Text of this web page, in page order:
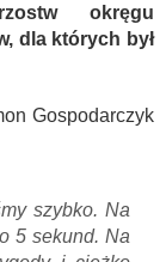
okręgu
dla których był
Gospodarczyk
szybko. Na
5 sekund. Na